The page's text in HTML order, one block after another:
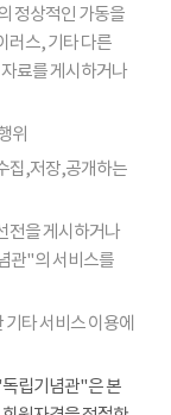
정상적인 가동을
러스, 기타 다른
료를 게시하거나
위
집,저장,공개하는
전을 게시하거나
관"의 서비스를
타 서비스 이용에
독립기념관"은 본